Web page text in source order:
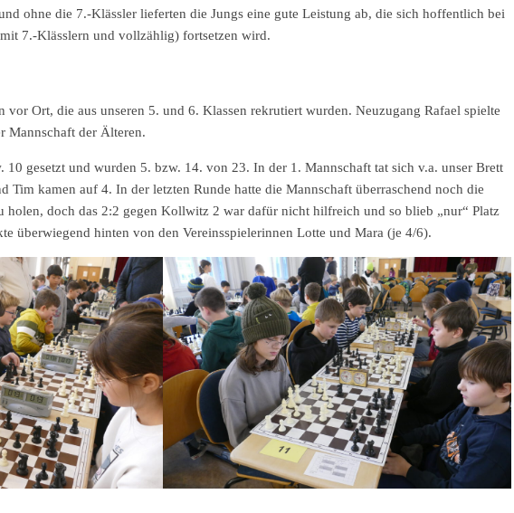
ohne die 7.-Klässler lieferten die Jungs eine gute Leistung ab, die sich hoffentlich bei
7.-Klässlern und vollzählig) fortsetzen wird.
Ort, die aus unseren 5. und 6. Klassen rekrutiert wurden. Neuzugang Rafael spielte
Mannschaft der Älteren.
10 gesetzt und wurden 5. bzw. 14. von 23. In der 1. Mannschaft tat sich v.a. unser Brett
Tim kamen auf 4. In der letzten Runde hatte die Mannschaft überraschend noch die
holen, doch das 2:2 gegen Kollwitz 2 war dafür nicht hilfreich und so blieb „nur“ Platz
überwiegend hinten von den Vereinsspielerinnen Lotte und Mara (je 4/6).